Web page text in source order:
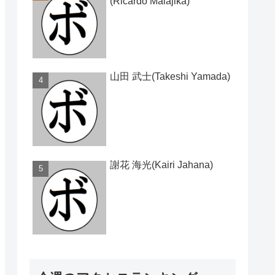
山田 武士(Takeshi Yamada)
謝花 海光(Kairi Jahana)